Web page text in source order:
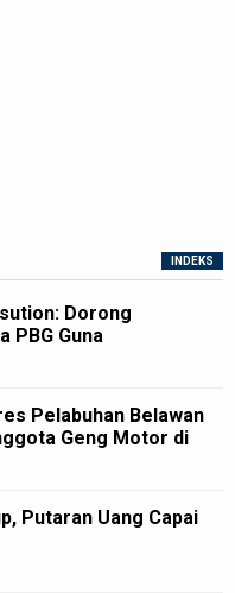
INDEKS
Dorong
PBG Guna
Cepat dan
Pelabuhan Belawan
Geng Motor di
Putaran Uang Capai